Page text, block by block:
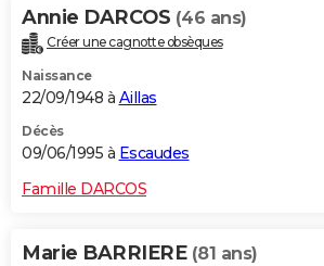
Annie DARCOS (46 ans)
Créer une cagnotte obsèques
Naissance
22/09/1948 à Aillas
Décès
09/06/1995 à Escaudes
Famille DARCOS
Marie BARRIERE (81 ans)